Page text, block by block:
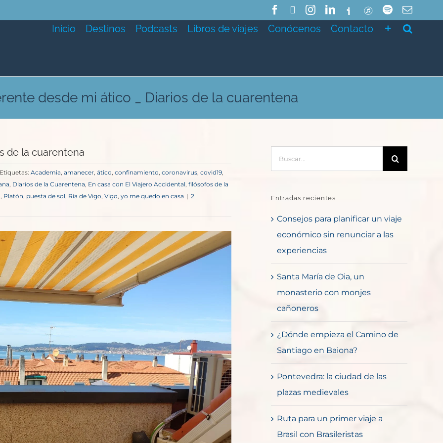
FacebookInstagramLinkedIn
IvooxITunesSpotifyCorreo
Inicio Destinos Podcasts Libros de viajes Conócenos Contacto
desde mi ático _ Diarios de la cuarentena
de la cuarentena
Etiquetas: Academia, amanecer, ático, confinamiento, coronavirus, covid19,
, Diarios de la Cuarentena, En casa con El Viajero Accidental, filósofos de la
, Platón, puesta de sol, Ría de Vigo, Vigo, yo me quedo en casa | 2
Entradas recientes
Consejos para planificar un viaje
económico sin renunciar a las
experiencias
Santa María de Oia, un
monasterio con monjes
cañoneros
¿Dónde empieza el Camino de
Santiago en Baiona?
Pontevedra: la ciudad de las
plazas medievales
Ruta para un primer viaje a
Brasil con Brasileristas